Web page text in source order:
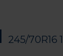
245/70R16